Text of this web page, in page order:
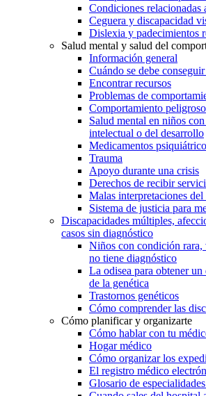
Condiciones relacionadas
Ceguera y discapacidad
Dislexia y padecimientos
Salud mental y salud del
Información general
Cuándo se debe
Encontrar recursos
Problemas de
Comportamiento peligroso
Salud mental en niños
intelectual o del desarrollo
Medicamentos
Trauma
Apoyo durante una crisis
Derechos de recibir
Malas interpretaciones
Sistema de justicia para
Discapacidades múltiples,
casos sin diagnóstico
Niños con condición rara,
no tiene diagnóstico
La odisea para obtener
de la genética
Trastornos genéticos
Cómo comprender las
Cómo planificar y organizarte
Cómo hablar con tu
Hogar médico
Cómo organizar los
El registro médico
Glosario de